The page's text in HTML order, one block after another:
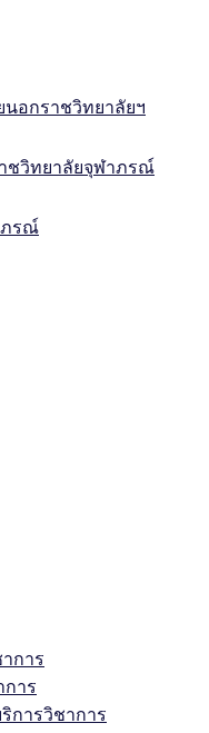
นอกราชวิทยาลัยฯ
ชวิทยาลัยจุฬาภรณ์
ภรณ์
การ
การ
การวิชาการ